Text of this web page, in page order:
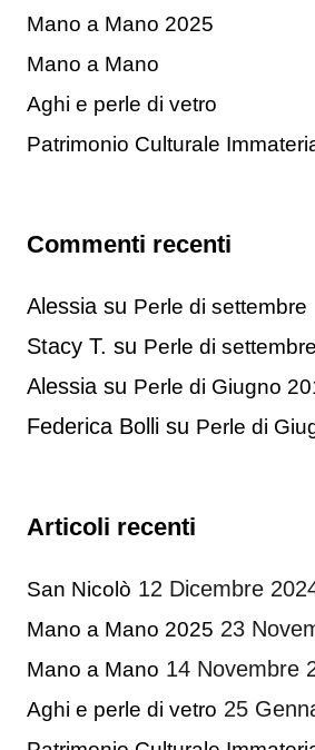
Mano a Mano 2025
Mano a Mano
Aghi e perle di vetro
Patrimonio Culturale
Commenti recenti
Alessia su Perle di settembre
Stacy T. su Perle di settembre
Alessia su Perle di Giugno
Federica Bolli su Perle di
Articoli recenti
San Nicolò 12 Dicembre
Mano a Mano 2025 23
Mano a Mano 14 Novembre
Aghi e perle di vetro 25